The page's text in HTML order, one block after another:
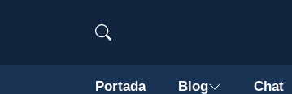
Portada Blog Chat